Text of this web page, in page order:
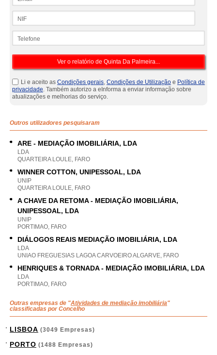
Li e aceito as Condições gerais, Condições de Utilização e Política de
privacidade. Também autorizo a eInforma a enviar informação sobre
atualizações e melhorias do serviço.
Outros utilizadores pesquisaram
ARE - MEDIAÇÃO IMOBILIÁRIA, LDA
LDA
QUARTEIRA LOULE, FARO
WINNER COTTON, UNIPESSOAL, LDA
UNIP
QUARTEIRA LOULE, FARO
A CHAVE DA RETOMA - MEDIAÇÃO IMOBILIÁRIA,
UNIPESSOAL, LDA
UNIP
PORTIMAO, FARO
DIÁLOGOS REAIS MEDIAÇÃO IMOBILIÁRIA, LDA
LDA
UNIAO FREGUESIAS LAGOA CARVOEIRO ALGARVE, FARO
HENRIQUES & TORNADA - MEDIAÇÃO IMOBILIÁRIA, LDA
LDA
PORTIMAO, FARO
Outras empresas de "Atividades de mediação imobiliária"
classificadas por Concelho
LISBOA (3049 Empresas)
PORTO (1488 Empresas)